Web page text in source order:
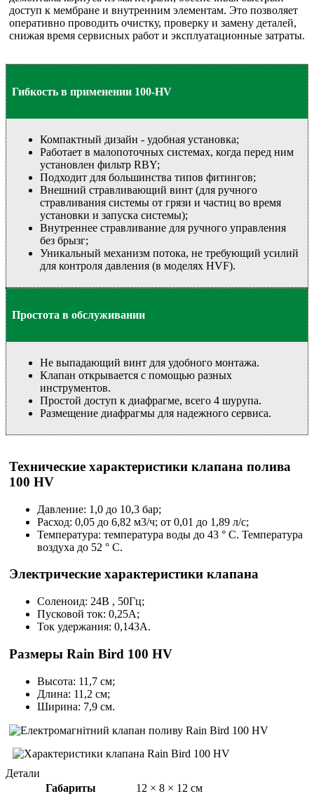
доступ к мембране и внутренним элементам. Это позволяет
оперативно проводить очистку, проверку и замену деталей,
снижая время сервисных работ и эксплуатационные затраты.
Гибкость в применении 100-HV
Компактный дизайн - удобная установка;
Работает в малопоточных системах, когда перед ним
установлен фильтр RBY;
Подходит для большинства типов фитингов;
Внешний стравливающий винт (для ручного
стравливания системы от грязи и частиц во время
установки и запуска системы);
Внутреннее стравливание для ручного управления
без брызг;
Уникальный механизм потока, не требующий усилий
для контроля давления (в моделях HVF).
Простота в обслуживании
Не выпадающий винт для удобного монтажа.
Клапан открывается с помощью разных
инструментов.
Простой доступ к диафрагме, всего 4 шурупа.
Размещение диафрагмы для надежного сервиса.
Технические характеристики клапана полива
100 HV
Давление: 1,0 до 10,3 бар;
Расход: 0,05 до 6,82 м3/ч; от 0,01 до 1,89 л/с;
Температура: температура воды до 43 ° C. Температура
воздуха до 52 ° C.
Электрические характеристики клапана
Соленоид: 24В , 50Гц;
Пусковой ток: 0,25А;
Ток удержания: 0,143А.
Размеры Rain Bird 100 HV
Высота: 11,7 см;
Длина: 11,2 см;
Ширина: 7,9 см.
Детали
Габариты
12 × 8 × 12 см